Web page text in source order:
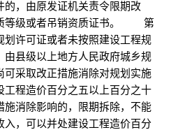
，由原发证机关责令限期改
等级或者吊销资质证书。 第
许可证或者未按照建设工程规
县级以上地方人民政府城乡规
采取改正措施消除对规划实施
程造价百分之五以上百分之十
消除影响的，限期拆除，不能
，可以并处建设工程造价百分